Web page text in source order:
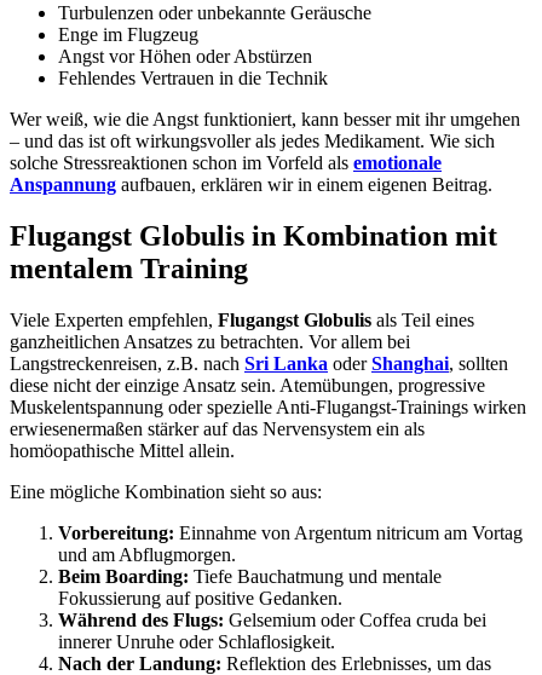
Turbulenzen oder unbekannte Geräusche
Enge im Flugzeug
Angst vor Höhen oder Abstürzen
Fehlendes Vertrauen in die Technik
Wer weiß, wie die Angst funktioniert, kann besser mit ihr umgehen
– und das ist oft wirkungsvoller als jedes Medikament. Wie sich
solche Stressreaktionen schon im Vorfeld als emotionale
Anspannung aufbauen, erklären wir in einem eigenen Beitrag.
Flugangst Globulis in Kombination mit
mentalem Training
Viele Experten empfehlen, Flugangst Globulis als Teil eines
ganzheitlichen Ansatzes zu betrachten. Vor allem bei
Langstreckenreisen, z.B. nach Sri Lanka oderShanghai, sollten
diese nicht der einzige Ansatz sein. Atemübungen, progressive
Muskelentspannung oder spezielle Anti-Flugangst-Trainings wirken
erwiesenermaßen stärker auf das Nervensystem ein als
homöopathische Mittel allein.
Eine mögliche Kombination sieht so aus:
Vorbereitung: Einnahme von Argentum nitricum am Vortag
und am Abflugmorgen.
Beim Boarding: Tiefe Bauchatmung und mentale
Fokussierung auf positive Gedanken.
Während des Flugs: Gelsemium oder Coffea cruda bei
innerer Unruhe oder Schlaflosigkeit.
Nach der Landung: Reflektion des Erlebnisses, um das